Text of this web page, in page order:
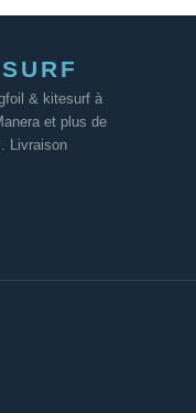
SURF
& kitesurf à
et plus de
Livraison